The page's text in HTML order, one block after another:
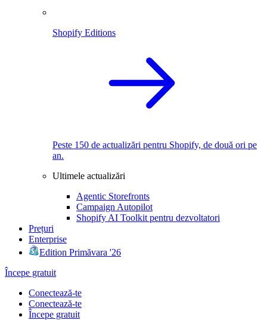
Shopify Editions
Peste 150 de actualizări pentru Shopify, de două ori pe
an.
Ultimele actualizări
Agentic Storefronts
Campaign Autopilot
Shopify AI Toolkit pentru dezvoltatori
Prețuri
Enterprise
Edition Primăvara '26
Începe gratuit
Conectează-te
Conectează-te
Începe gratuit